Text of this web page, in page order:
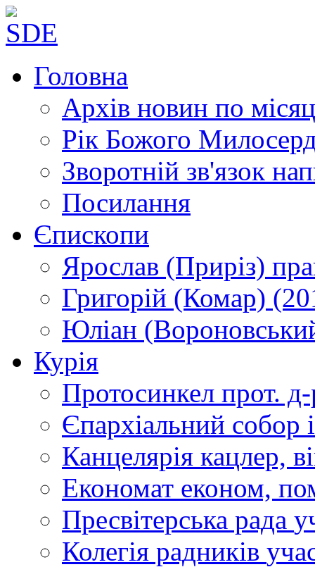
Головна
Архів новин по
Рік Божого
Зворотній зв'язок
Посилання
Єпископи
Ярослав (Приріз)
Григорій (Комар)
Юліан
Курія
Протосинкел прот.
Єпархіальний собор
Канцелярія кацлер,
Економат економ,
Пресвітерська рада
Колегія радників